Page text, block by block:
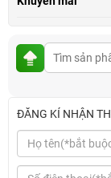
ĐĂNG KÍ NHẬN